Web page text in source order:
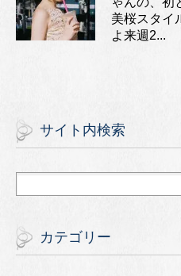
美桜スタイ
よ来週2...
サイト内検索
カテゴリー